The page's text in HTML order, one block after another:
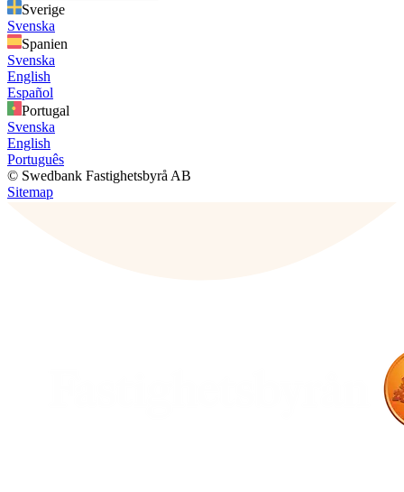
Sverige
Svenska
Spanien
Svenska
English
Español
Portugal
Svenska
English
Português
© Swedbank Fastighetsbyrå AB
Sitemap